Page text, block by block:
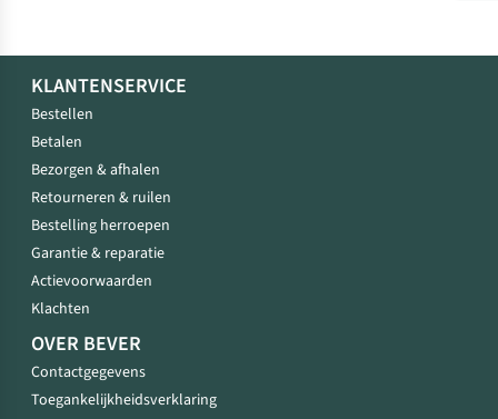
KLANTENSERVICE
Bestellen
Betalen
Bezorgen & afhalen
Retourneren & ruilen
Bestelling herroepen
Garantie & reparatie
Actievoorwaarden
Klachten
OVER BEVER
Contactgegevens
Toegankelijkheidsverklaring